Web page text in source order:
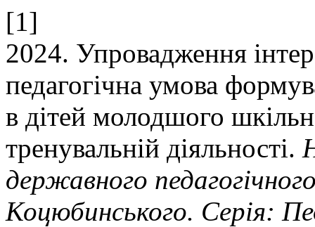
[1]
2024. Упровадження
педагогічна умова
в дітей молодшого
тренувальній діяльності.
державного
Коцюбинського. Серія: